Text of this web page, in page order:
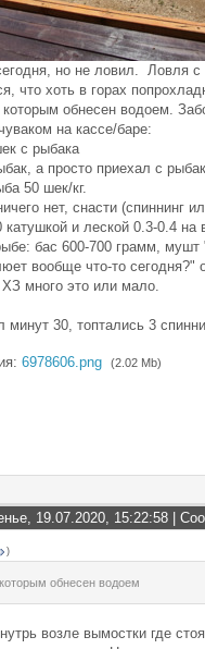
но не ловил. Ловля с
что хоть в горах
обнесен водоем.
на кассе/баре:
с рыбака
а просто приехал с
50 шек/кг.
нет, снасти (спиннинг
катушкой и леской 0.3-0.4 на
бас 600-700 грамм, мушт
вообще что-то
много это или мало.
минут 30, топтались 3
6978606.png (2.02 Mb)
19.07.2020, 15:22:58 |
)
обнесен водоем
возле вымостки где